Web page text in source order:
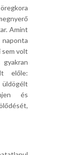
Amint
sem volt
előle:
üldögélt
és